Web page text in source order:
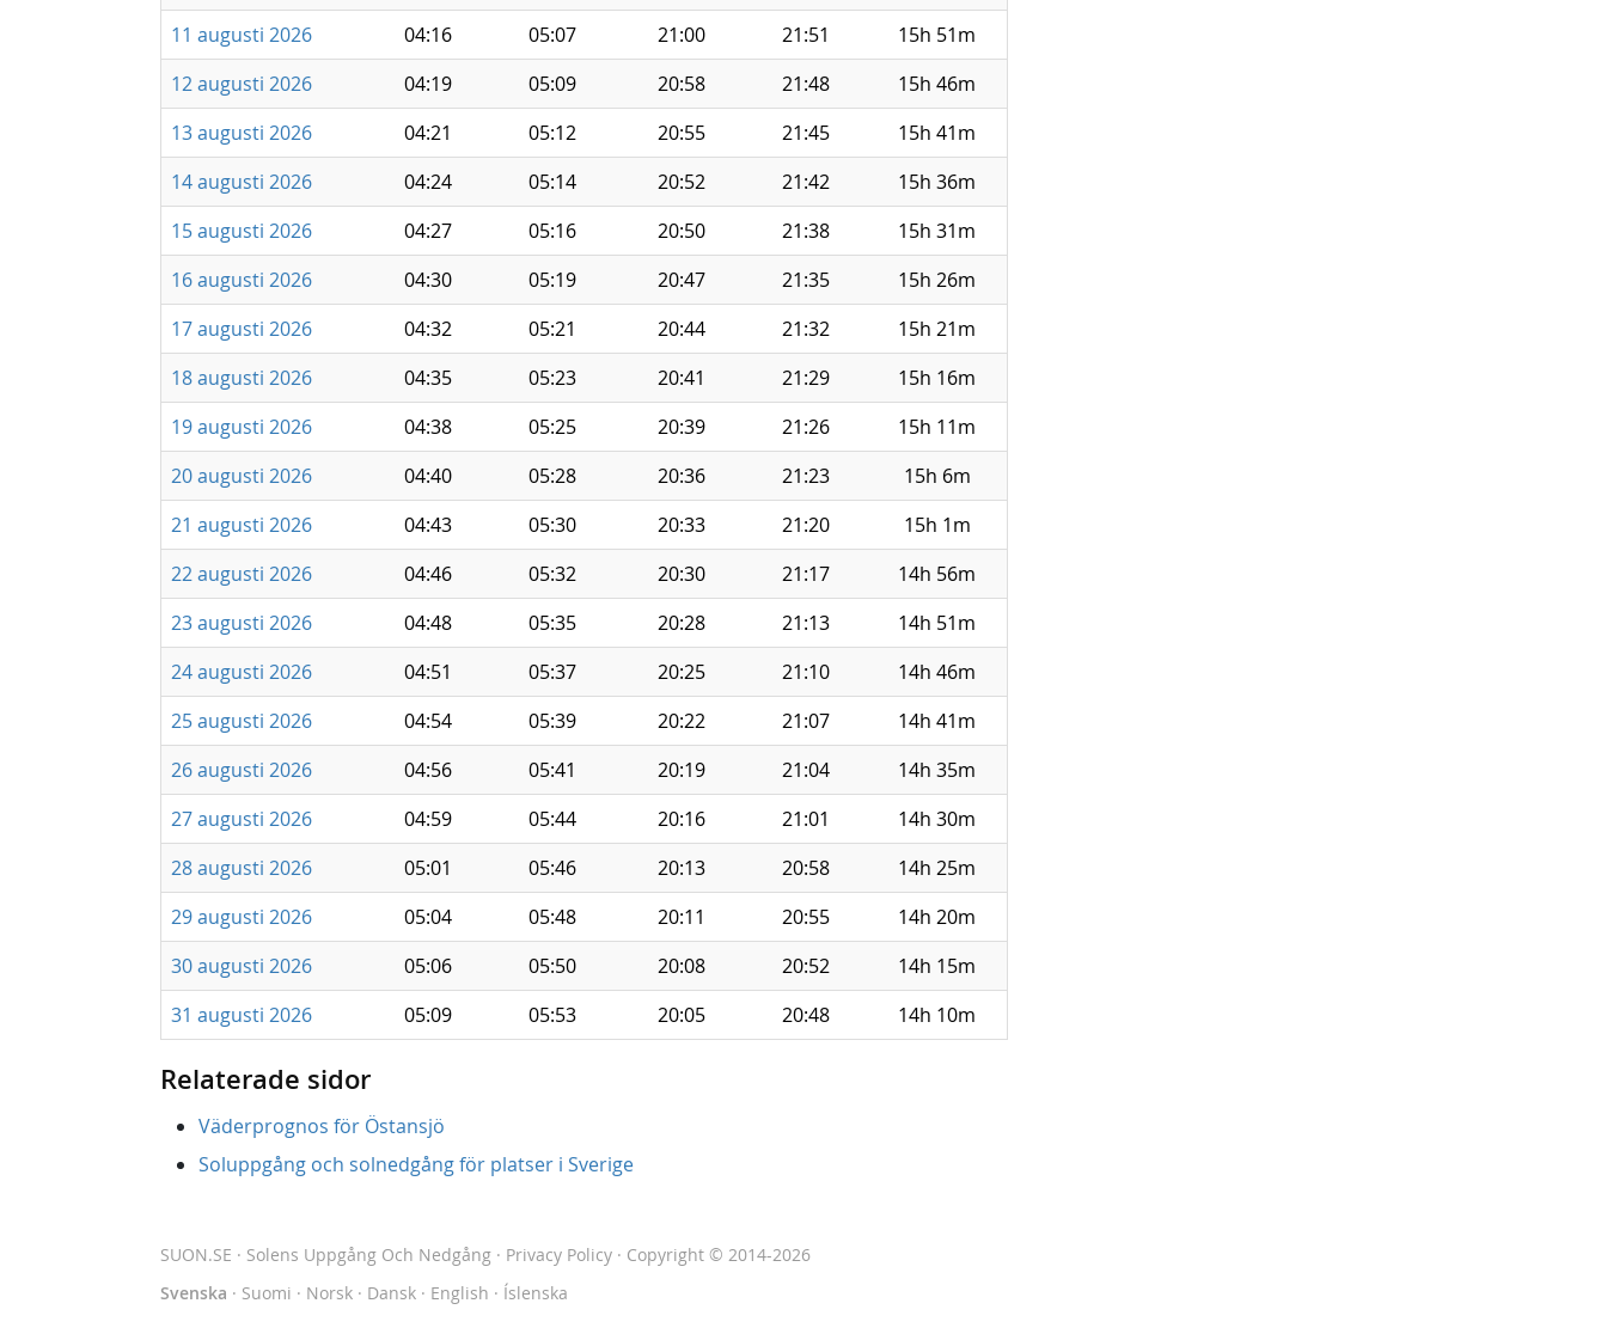
11 augusti 2026
04:16 05:07 21:00 21:51
15h 51m
12 augusti 2026
04:19 05:09 20:58 21:48
15h 46m
13 augusti 2026
04:21 05:12 20:55 21:45
15h 41m
14 augusti 2026
04:24 05:14 20:52 21:42
15h 36m
15 augusti 2026
04:27 05:16 20:50 21:38
15h 31m
16 augusti 2026
04:30 05:19 20:47 21:35
15h 26m
17 augusti 2026
04:32 05:21 20:44 21:32
15h 21m
18 augusti 2026
04:35 05:23 20:41 21:29
15h 16m
19 augusti 2026
04:38 05:25 20:39 21:26
15h 11m
20 augusti 2026
04:40 05:28 20:36 21:23
15h 6m
21 augusti 2026
04:43 05:30 20:33 21:20
15h 1m
22 augusti 2026
04:46 05:32 20:30 21:17
14h 56m
23 augusti 2026
04:48 05:35 20:28 21:13
14h 51m
24 augusti 2026
04:51 05:37 20:25 21:10
14h 46m
25 augusti 2026
04:54 05:39 20:22 21:07
14h 41m
26 augusti 2026
04:56 05:41 20:19 21:04
14h 35m
27 augusti 2026
04:59 05:44 20:16 21:01
14h 30m
28 augusti 2026
05:01 05:46 20:13 20:58
14h 25m
29 augusti 2026
05:04 05:48 20:11 20:55
14h 20m
30 augusti 2026
05:06 05:50 20:08 20:52
14h 15m
31 augusti 2026
05:09 05:53 20:05 20:48 14h 10m
Relaterade sidor
Väderprognos för Östansjö
Soluppgång och solnedgång för platser i Sverige
SUON.SE · Solens Uppgång Och Nedgång · Privacy Policy · Copyright © 2014-2026
Svenska · Suomi · Norsk · Dansk · English · Íslenska